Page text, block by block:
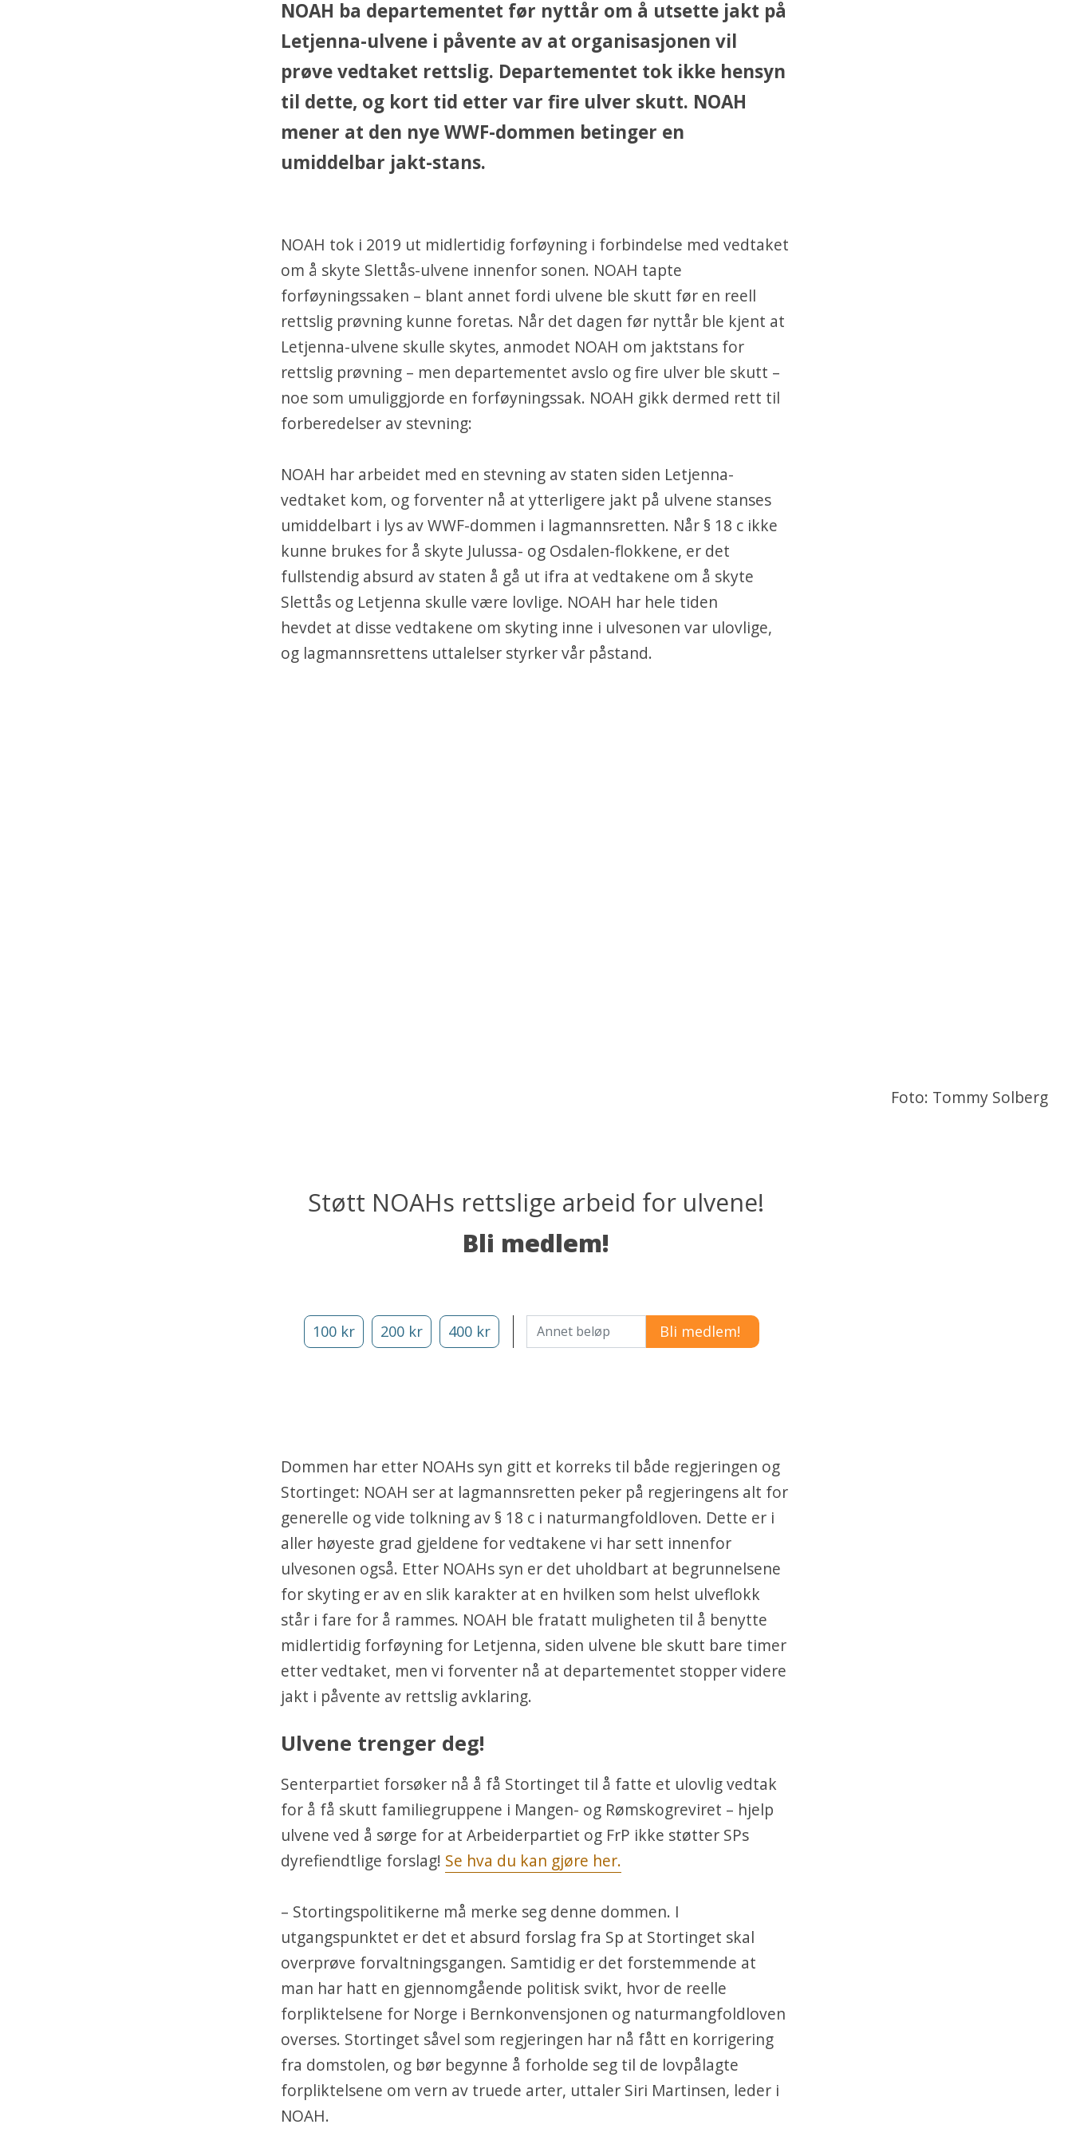
NOAH ba departementet før nyttår om å utsette jakt på
Letjenna-ulvene i påvente av at organisasjonen vil
prøve vedtaket rettslig. Departementet tok ikke hensyn
til dette, og kort tid etter var fire ulver skutt. NOAH
mener at den nye WWF-dommen betinger en
umiddelbar jakt-stans.
NOAH tok i 2019 ut midlertidig forføyning i forbindelse med vedtaket
om å skyte Slettås-ulvene innenfor sonen. NOAH tapte
forføyningssaken – blant annet fordi ulvene ble skutt før en reell
rettslig prøvning kunne foretas. Når det dagen før nyttår ble kjent at
Letjenna-ulvene skulle skytes, anmodet NOAH om jaktstans for
rettslig prøvning – men departementet avslo og fire ulver ble skutt –
noe som umuliggjorde en forføyningssak. NOAH gikk dermed rett til
forberedelser av stevning:
NOAH har arbeidet med en stevning av staten siden Letjenna-
vedtaket kom, og forventer nå at ytterligere jakt på ulvene stanses
umiddelbart i lys av WWF-dommen i lagmannsretten. Når § 18 c ikke
kunne brukes for å skyte Julussa- og Osdalen-flokkene, er det
fullstendig absurd av staten å gå ut ifra at vedtakene om å skyte
Slettås og Letjenna skulle være lovlige. NOAH har hele tiden
hevdet at disse vedtakene om skyting inne i ulvesonen var ulovlige,
og lagmannsrettens uttalelser styrker vår påstand.
Foto: Tommy Solberg
Støtt NOAHs rettslige arbeid for ulvene!
Bli medlem!
100 kr 200 kr 400 kr
Annet beløp
Dommen har etter NOAHs syn gitt et korreks til både regjeringen og
Stortinget: NOAH ser at lagmannsretten peker på regjeringens alt for
generelle og vide tolkning av § 18 c i naturmangfoldloven. Dette er i
aller høyeste grad gjeldene for vedtakene vi har sett innenfor
ulvesonen også. Etter NOAHs syn er det uholdbart at begrunnelsene
for skyting er av en slik karakter at en hvilken som helst ulveflokk
står i fare for å rammes. NOAH ble fratatt muligheten til å benytte
midlertidig forføyning for Letjenna, siden ulvene ble skutt bare timer
etter vedtaket, men vi forventer nå at departementet stopper videre
jakt i påvente av rettslig avklaring.
Ulvene trenger deg!
Senterpartiet forsøker nå å få Stortinget til å fatte et ulovlig vedtak
for å få skutt familiegruppene i Mangen- og Rømskogreviret – hjelp
ulvene ved å sørge for at Arbeiderpartiet og FrP ikke støtter SPs
dyrefiendtlige forslag! Se hva du kan gjøre her.
– Stortingspolitikerne må merke seg denne dommen. I
utgangspunktet er det et absurd forslag fra Sp at Stortinget skal
overprøve forvaltningsgangen. Samtidig er det forstemmende at
man har hatt en gjennomgående politisk svikt, hvor de reelle
forpliktelsene for Norge i Bernkonvensjonen og naturmangfoldloven
overses. Stortinget såvel som regjeringen har nå fått en korrigering
fra domstolen, og bør begynne å forholde seg til de lovpålagte
forpliktelsene om vern av truede arter, uttaler Siri Martinsen, leder i
NOAH.